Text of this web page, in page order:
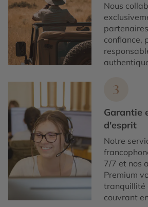
Nous
confiance,
3
Garantie
d'esprit
Notre
7/7 et nos
Premium
tranquillité
couvrant